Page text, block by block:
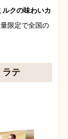
ルクの味わいカ
限定で全国の
ラテ